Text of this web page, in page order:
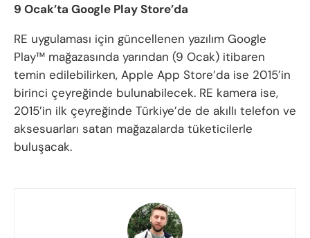
9 Ocak’ta Google Play Store’da
RE uygulaması için güncellenen yazılım Google
Play™ mağazasında yarından (9 Ocak) itibaren
temin edilebilirken, Apple App Store’da ise 2015’in
birinci çeyreğinde bulunabilecek. RE kamera ise,
2015’in ilk çeyreğinde Türkiye’de de akıllı telefon ve
aksesuarları satan mağazalarda tüketicilerle
buluşacak.